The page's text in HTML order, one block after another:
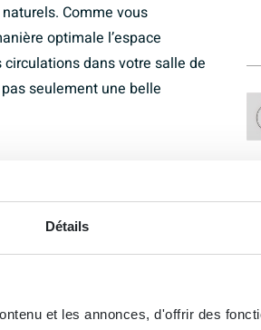
Détails
et les annonces, d'offrir des
Comme vous
optimale l’espace
dans votre salle de
seulement une belle
permettent à votre corps de se
double paroi en
vous puissiez continuer à
est préparé pour un
via le trop-plein et vous
est plus épuré, cela fait